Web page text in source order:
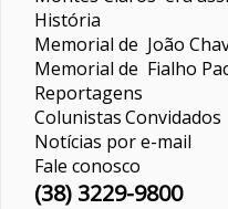
História
Memorial de João
Memorial de Fialho
Reportagens
ColunistasConvidados
Notícias por e-mail
Fale conosco
(38) 3229-9800